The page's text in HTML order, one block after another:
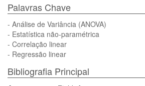
Palavras Chave
- Análise de Variância (ANOVA)
- Estatística não-paramétrica
- Correlação linear
- Regressão linear
Bibliografia Principal